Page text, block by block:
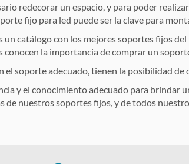
redecorar un espacio, y para poder
fijo para led puede ser la clave para
un catálogo con los mejores soportes fijos del
la importancia de comprar un
el soporte adecuado, tienen la posibilidad
y el conocimiento adecuado para brindar
de nuestros soportes fijos, y de todos